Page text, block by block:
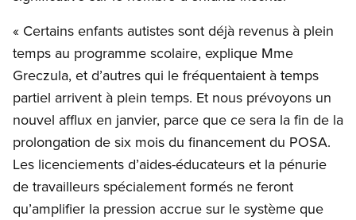
« Certains enfants autistes sont déjà revenus à plein
temps au programme scolaire, explique Mme
Greczula, et d’autres qui le fréquentaient à temps
partiel arrivent à plein temps. Et nous prévoyons un
nouvel afflux en janvier, parce que ce sera la fin de la
prolongation de six mois du financement du POSA.
Les licenciements d’aides-éducateurs et la pénurie
de travailleurs spécialement formés ne feront
qu’amplifier la pression accrue sur le système que